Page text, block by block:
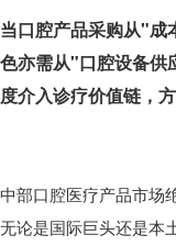
当口腔产品采购从"
色亦需从"口腔设备
度介入诊疗价值链，
中部口腔医疗产品市场
无论是国际巨头还是本